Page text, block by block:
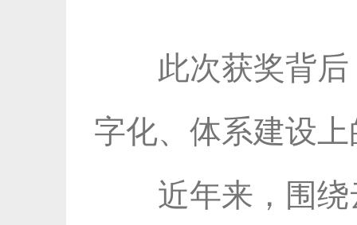
此次获奖背后
字化、体系建设
近年来，围